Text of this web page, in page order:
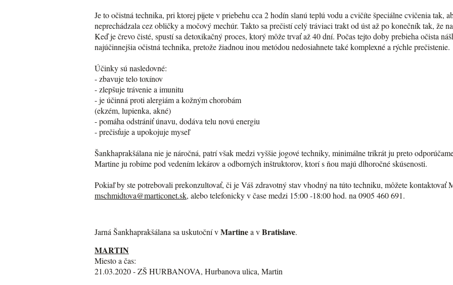
Je to očistná technika, pri ktorej pijete v priebehu cca 2 hodín slanú teplú vodu a cvičíte špeciálne cvičenia tak,
neprechádzala cez obličky a močový mechúr. Takto sa prečistí celý tráviaci trakt od úst až po konečník tak, že
Keď je črevo čisté, spustí sa detoxikačný proces, ktorý môže trvať až 40 dní. Počas tejto doby prebieha očista
najúčinnejšia očistná technika, pretože žiadnou inou metódou nedosiahnete také komplexné a rýchle prečistenie.
Účinky sú nasledovné:
- zbavuje telo toxínov
- zlepšuje trávenie a imunitu
- je účinná proti alergiám a kožným chorobám
(ekzém, lupienka, akné)
- pomáha odstrániť únavu, dodáva telu novú energiu
- prečisťuje a upokojuje myseľ
Šankhaprakšálana nie je náročná, patrí však medzi vyššie jogové techniky, minimálne trikrát ju preto
Martine ju robíme pod vedením lekárov a odborných inštruktorov, ktorí s ňou majú dlhoročné skúsenosti.
Pokiaľ by ste potrebovali prekonzultovať, či je Váš zdravotný stav vhodný na túto techniku, môžete kontaktovať
mschmidtova@marticonet.sk, alebo telefonicky v čase medzi 15:00 -18:00 hod. na 0905 460 691.
Jarná Šankhaprakšálana sa uskutoční vMartinea vBratislave.
MARTIN
Miesto a čas:
21.03.2020 - ZŠ HURBANOVA, Hurbanova ulica, Martin